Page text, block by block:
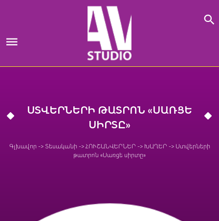
ՍՏՎԵՐՆԵՐԻ ԹԱՏՐՈՆ «ՍԱՌՑԵ
ՍԻՐՏԸ»
Գլխավոր -> Տեսականի -> ՀՈՒՇԱՆՎԵՐՆԵՐ -> ԽԱՂԵՐ -> Ստվերների
թատրոն «Սառցե սիրտը»